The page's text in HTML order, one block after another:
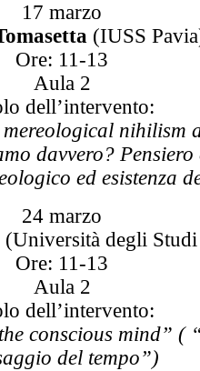
17 marzo
(IUSS
Ore: 11-13
Aula 2
dell’intervento:
mereological nihilism
davvero?
ed esistenza
24 marzo
(Università degli
Ore: 11-13
Aula 2
dell’intervento:
conscious mind” (
del tempo”)